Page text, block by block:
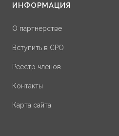
ИНФОРМАЦИЯ
О партнерстве
Вступить в СРО
Реестр членов
Контакты
Карта сайта